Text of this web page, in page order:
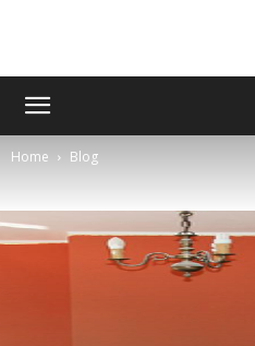
Home Blog